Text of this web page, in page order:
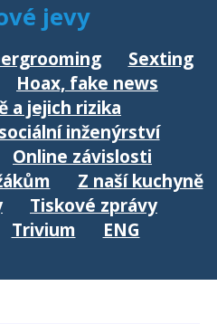
jevy
Sexting
Hoax, fake news
a jejich rizika
inženýrství
Online závislosti
Z naší kuchyně
Tiskové zprávy
Trivium ENG